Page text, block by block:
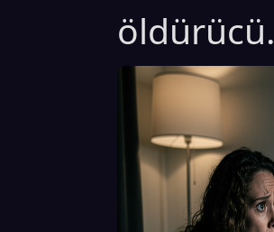
öldürücü.